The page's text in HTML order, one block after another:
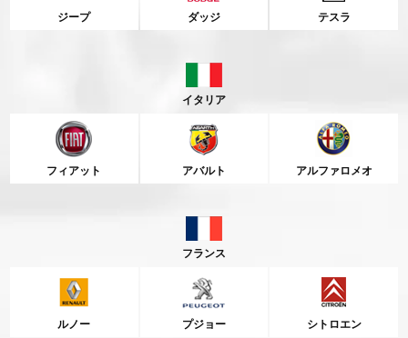
ジープ ダッジ テスラ
イタリア
フィアット アバルト アルファロメオ
フランス
ルノー プジョー シトロエン